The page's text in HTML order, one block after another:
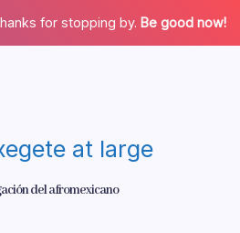
for stopping by. Be good now!
at large
del afromexicano